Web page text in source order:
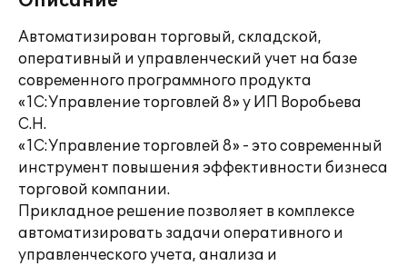
Автоматизирован торговый, складской,
оперативный и управленческий учет на базе
современного программного продукта
«1С:Управление торговлей 8» у ИП Воробьева
С.Н.
«1С:Управление торговлей 8» - это современный
инструмент повышения эффективности бизнеса
торговой компании.
Прикладное решение позволяет в комплексе
автоматизировать задачи оперативного и
управленческого учета, анализа и